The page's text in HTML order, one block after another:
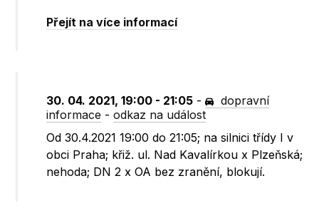
Přejít na více informací
30. 04. 2021, 19:00 - 21:05 -
dopravní
informace -odkaz na událost
Od 30.4.2021 19:00 do 21:05; na silnici třídy I v
obci Praha; křiž. ul. Nad Kavalírkou x Plzeňská;
nehoda; DN 2 x OA bez zranění, blokují.